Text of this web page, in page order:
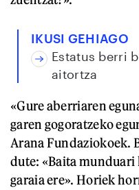
IKUSI GEHIAGO
Estatus berri
aitortza
«Gure aberriaren
garen gogoratzeko
Arana Fundaziokoek.
dute: «Baita munduari
garaia ere». Horiek